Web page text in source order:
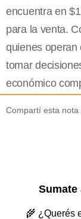
encuentra en
para la venta.
quienes operan
tomar
económico
Compartí esta nota
Sumate
🌾 ¿Querés